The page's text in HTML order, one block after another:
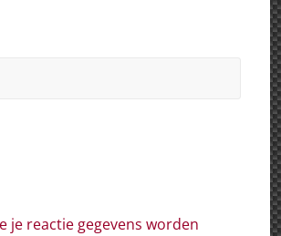
je reactie gegevens worden